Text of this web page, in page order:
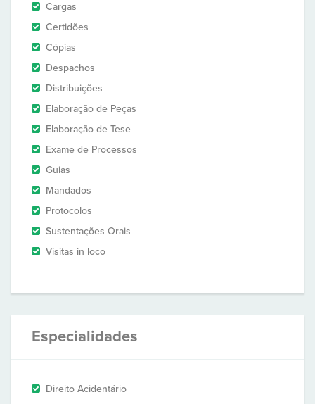
Cargas
Certidões
Cópias
Despachos
Distribuições
Elaboração de Peças
Elaboração de Tese
Exame de Processos
Guias
Mandados
Protocolos
Sustentações Orais
Visitas in loco
Especialidades
Direito Acidentário